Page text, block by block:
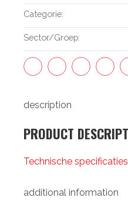
Categorie:
Sector/groep:
description
PRODUCT
Technische specificaties
additional information